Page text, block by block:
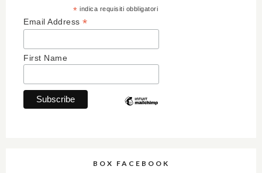
* indica requisiti obbligatori
Email Address *
First Name
BOX FACEBOOK